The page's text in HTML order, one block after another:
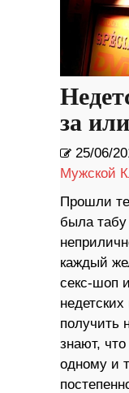
за
25/06/
Мужской
Прошли те
была
каждый
секс-шоп
получить
знают,
одному и